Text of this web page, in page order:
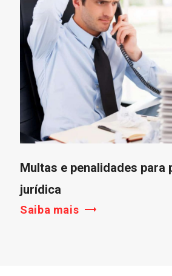
Multas e penalidades para
jurídica
Saiba mais